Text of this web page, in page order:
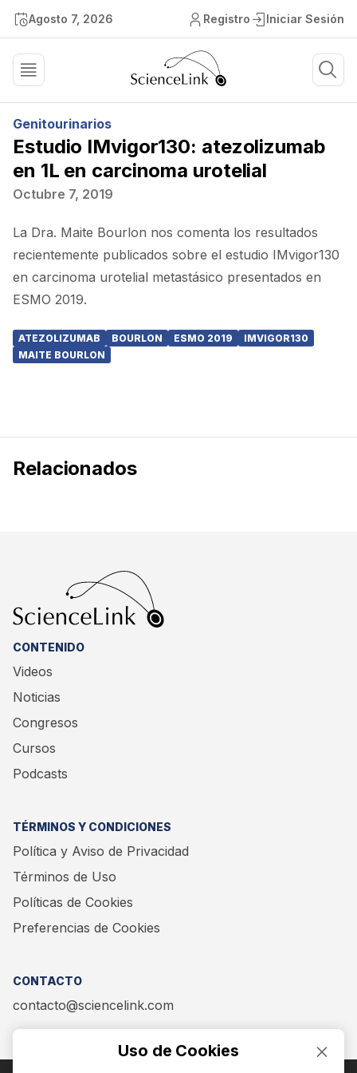
Agosto 7, 2026 Registro Iniciar Sesión
Genitourinarios
Estudio IMvigor130: atezolizumab
en 1L en carcinoma urotelial
Octubre 7, 2019
La Dra. Maite Bourlon nos comenta los resultados
recientemente publicados sobre el estudio IMvigor130
en carcinoma urotelial metastásico presentados en
ESMO 2019.
ATEZOLIZUMAB BOURLON ESMO 2019
IMVIGOR130
MAITE BOURLON
Relacionados
CONTENIDO
Videos
Noticias
Congresos
Cursos
Podcasts
TÉRMINOS Y CONDICIONES
Política y Aviso de Privacidad
Términos de Uso
Políticas de Cookies
Preferencias de Cookies
CONTACTO
contacto@sciencelink.com
Uso de Cookies